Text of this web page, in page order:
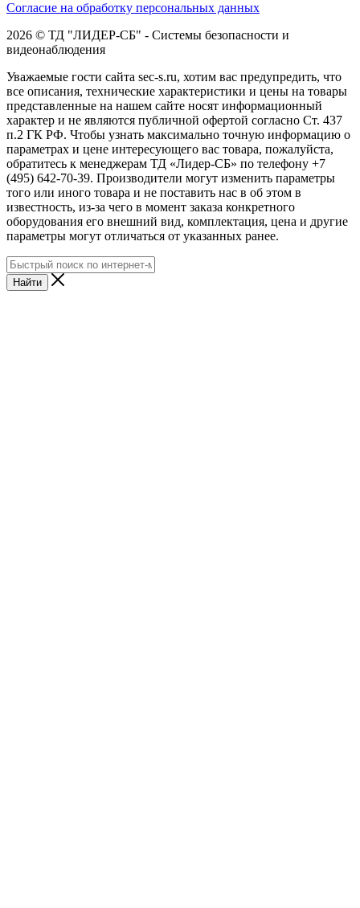
Согласие на обработку персональных данных
2026 © ТД "ЛИДЕР-СБ" - Системы безопасности и
видеонаблюдения
Уважаемые гости сайта sec-s.ru, хотим вас предупредить, что
все описания, технические характеристики и цены на товары
представленные на нашем сайте носят информационный
характер и не являются публичной офертой согласно Ст. 437
п.2 ГК РФ. Чтобы узнать максимально точную информацию о
параметрах и цене интересующего вас товара, пожалуйста,
обратитесь к менеджерам ТД «Лидер-СБ» по телефону +7
(495) 642-70-39. Производители могут изменить параметры
того или иного товара и не поставить нас в об этом в
известность, из-за чего в момент заказа конкретного
оборудования его внешний вид, комплектация, цена и другие
параметры могут отличаться от указанных ранее.
Найти